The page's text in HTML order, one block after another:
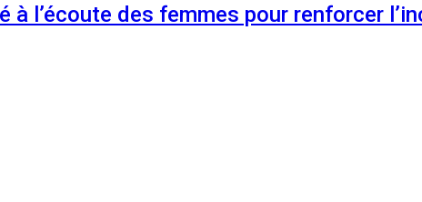
l’écoute des femmes pour renforcer